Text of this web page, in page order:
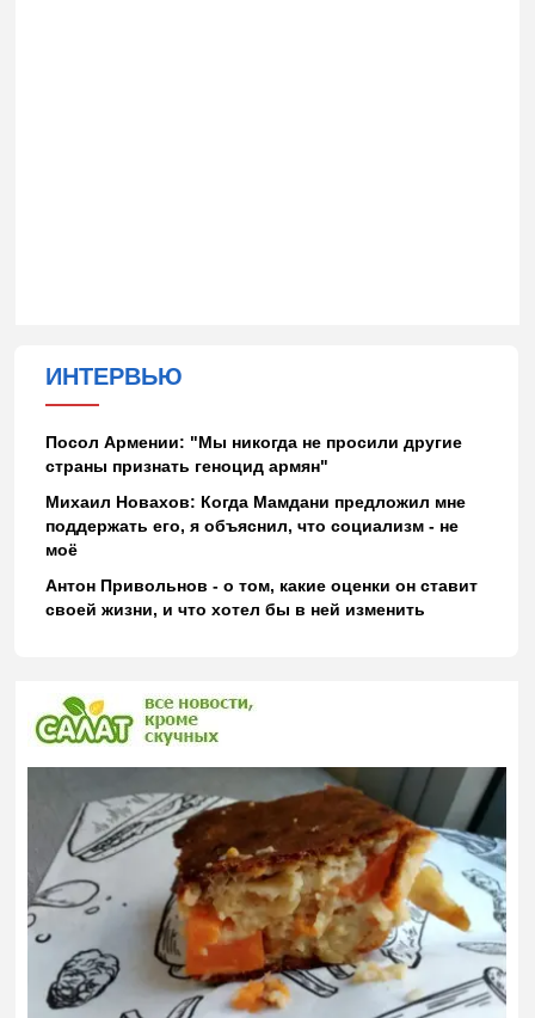
ИНТЕРВЬЮ
Посол Армении: "Мы никогда не просили другие
страны признать геноцид армян"
Михаил Новахов: Когда Мамдани предложил мне
поддержать его, я объяснил, что социализм - не
моё
Антон Привольнов - о том, какие оценки он ставит
своей жизни, и что хотел бы в ней изменить